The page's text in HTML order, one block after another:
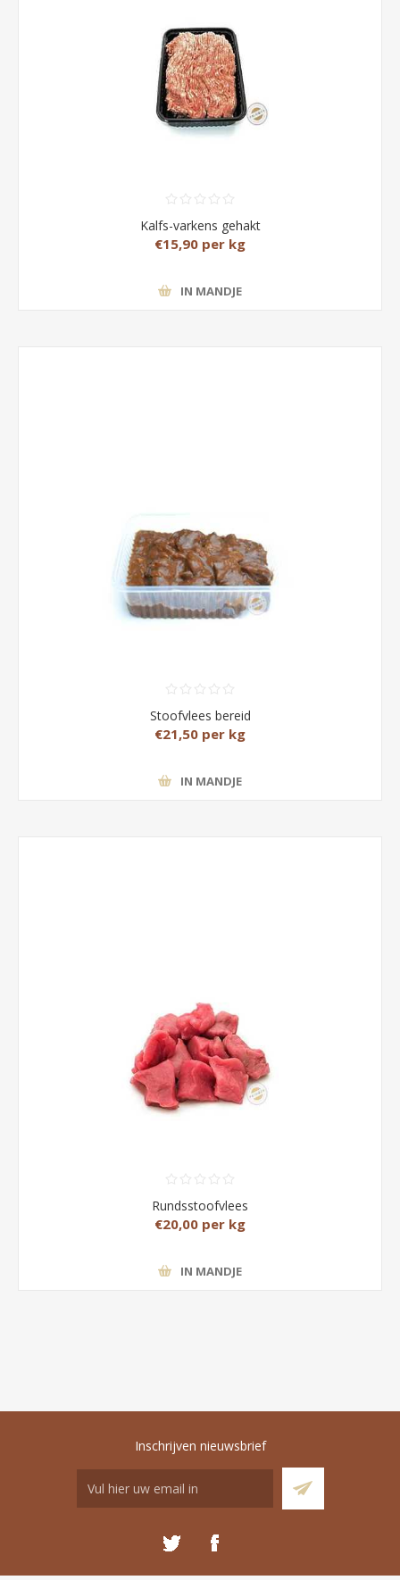
Kalfs-varkens gehakt
€15,90 per kg
IN MANDJE
Stoofvlees bereid
€21,50 per kg
IN MANDJE
Rundsstoofvlees
€20,00 per kg
IN MANDJE
Inschrijven nieuwsbrief